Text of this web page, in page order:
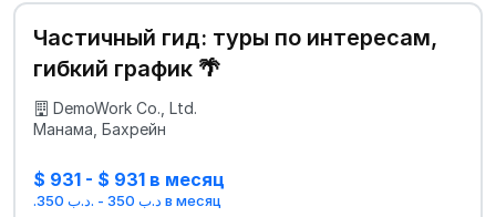
Частичный гид: туры по интересам,
гибкий график 🌴
DemoWork Co., Ltd.
Манама, Бахрейн
$ 931 - $ 931 в месяц
.د.ب 350 - .د.ب 350 в месяц